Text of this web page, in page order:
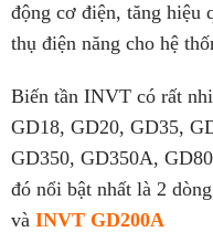
động cơ điện, tăng hiệu
thụ điện năng cho hệ
Biến tần INVT có rất
GD18, GD20, GD35,
GD350, GD350A,
đó nổi bật nhất là 2
và INVT GD200A